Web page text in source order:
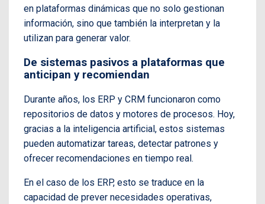
en plataformas dinámicas que no solo gestionan
información, sino que también la interpretan y la
utilizan para generar valor.
De sistemas pasivos a plataformas que
anticipan y recomiendan
Durante años, los ERP y CRM funcionaron como
repositorios de datos y motores de procesos. Hoy,
gracias a la inteligencia artificial, estos sistemas
pueden automatizar tareas, detectar patrones y
ofrecer recomendaciones en tiempo real.
En el caso de los ERP, esto se traduce en la
capacidad de prever necesidades operativas,